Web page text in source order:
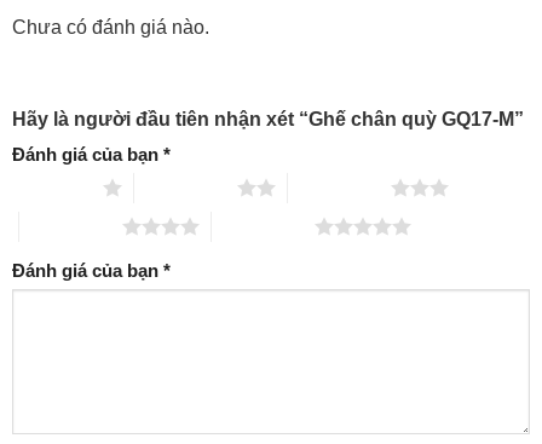
Chưa có đánh giá nào.
Hãy là người đầu tiên nhận xét “Ghế chân quỳ GQ17-M”
Đánh giá của bạn *
Đánh giá của bạn *